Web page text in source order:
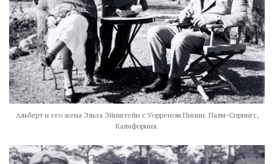
Альберт и его жена Эльза Эйнштейн с Уорреном Пинни. Палм-Спрингс,
Калифорния.